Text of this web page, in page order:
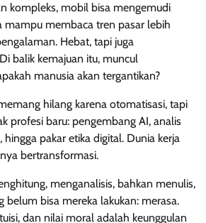
kompleks, mobil bisa mengemudi
mampu membaca tren pasar lebih
Hebat, tapi juga
balik kemajuan itu, muncul
manusia akan tergantikan?
hilang karena otomatisasi, tapi
profesi baru: pengembang AI, analis
hingga pakar etika digital. Dunia kerja
bertransformasi.
menganalisis, bahkan menulis,
belum bisa mereka lakukan: merasa.
dan nilai moral adalah keunggulan